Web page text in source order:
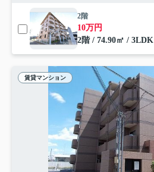
2階
10万円
2階 / 74.90㎡ / 3LDK
賃貸マンション